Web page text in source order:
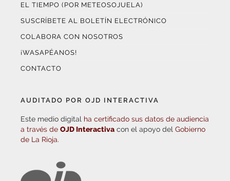
EL TIEMPO (POR METEOSOJUELA)
SUSCRÍBETE AL BOLETÍN ELECTRÓNICO
COLABORA CON NOSOTROS
¡WASAPÉANOS!
CONTACTO
AUDITADO POR OJD INTERACTIVA
Este medio digital ha certificado sus datos de audiencia
a través de OJD Interactiva con el apoyo del Gobierno
de La Rioja.